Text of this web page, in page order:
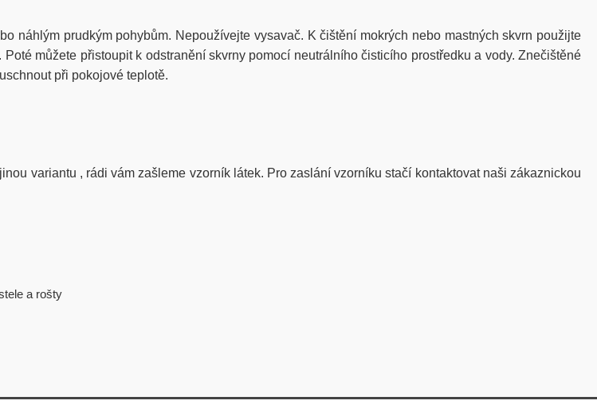
náhlým prudkým pohybům. Nepoužívejte vysavač. K čištění mokrých nebo mastných skvrn použijte
můžete přistoupit k odstranění skvrny pomocí neutrálního čisticího prostředku a vody. Znečištěné
při pokojové teplotě.
variantu , rádi vám zašleme vzorník látek. Pro zaslání vzorníku stačí kontaktovat naši zákaznickou
a rošty